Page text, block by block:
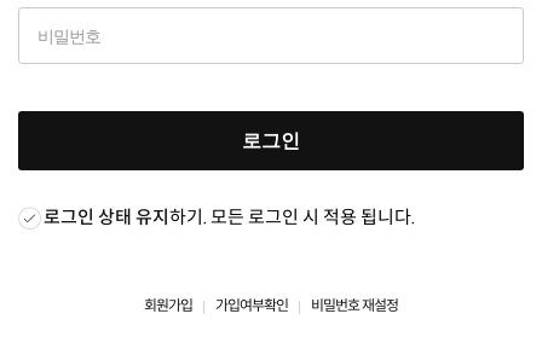
로그인
로그인 상태 유지하기. 모든 로그인 시 적용 됩니다.
회원가입 가입여부확인 비밀번호 재설정